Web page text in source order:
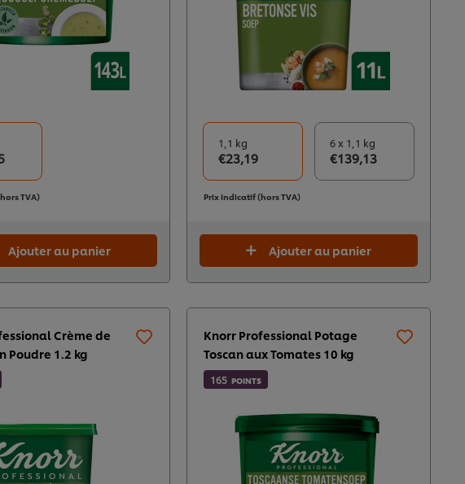
TVA)
Ajouter au panier
1,1 kg
€23,19
6 x 1,1 kg
€139,13
Prix indicatif (hors TVA)
Ajouter au panier
Crème de
Poudre 1.2 kg​
Knorr Professional Potage
Toscan aux Tomates 10 kg
165 POINTS